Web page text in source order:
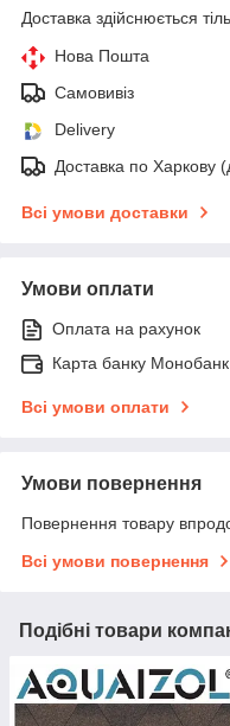
Доставка здійснюється
Нова Пошта
Самовивіз
Delivery
Доставка по Харкову
Всі умови доставки
Умови оплати
Оплата на рахунок
Карта банку
Всі умови оплати
Умови повернення
Повернення товару
Всі умови повернення
Подібні товари